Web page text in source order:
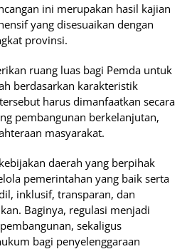
ini merupakan hasil kajian
yang disesuaikan dengan
provinsi.
ruang luas bagi Pemda untuk
berdasarkan karakteristik
harus dimanfaatkan secara
pembangunan berkelanjutan,
masyarakat.
daerah yang berpihak
pemerintahan yang baik serta
inklusif, transparan, dan
Baginya, regulasi menjadi
sekaligus
bagi penyelenggaraan